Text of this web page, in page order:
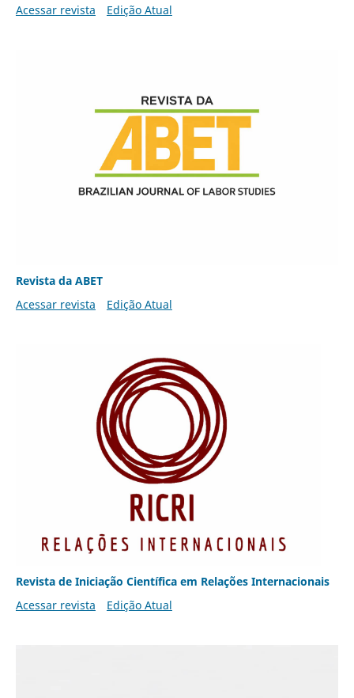
Acessar revista Edição Atual
Revista da ABET
Acessar revista
Edição Atual
Revista de Iniciação Científica em Relações Internacionais
Acessar revista
Edição Atual